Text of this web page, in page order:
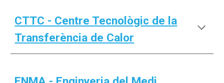
CTTC - Centre Tecnològic de la
Transferència de Calor